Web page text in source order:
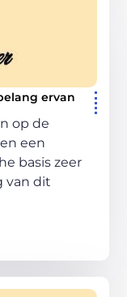
ervan
op de
een
basis zeer
van dit